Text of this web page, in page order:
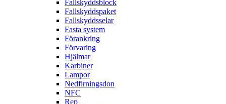
Fallskyddsblock
Fallskyddspaket
Fallskyddsselar
Fasta system
Förankring
Förvaring
Hjälmar
Karbiner
Lampor
Nedfirningsdon
NFC
Rep